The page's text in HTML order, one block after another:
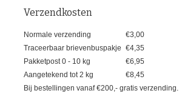
Verzendkosten
Normale verzending
€3,00
Traceerbaar brievenbuspakje €4,35
Pakketpost 0 - 10 kg
€6,95
Aangetekend tot 2 kg
€8,45
Bij bestellingen vanaf €200,- gratis verzending.